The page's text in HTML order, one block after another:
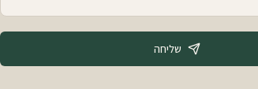
שליחה